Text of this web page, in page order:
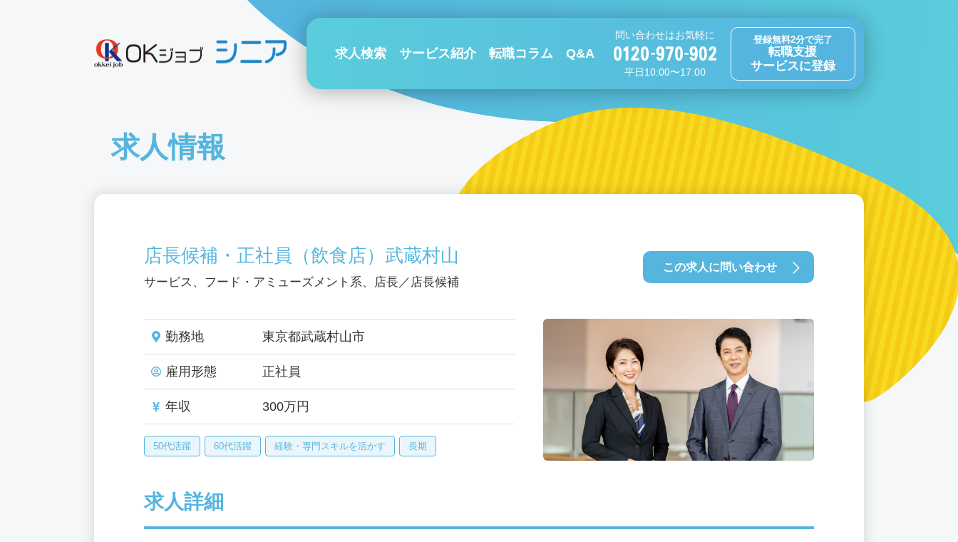
求人検索 サービス紹介 転職コラム Q&A
問い合わせはお気軽に
平日10:00〜17:00
登録無料2分で完了
転職支援
サービスに登録
求人情報
店長候補・正社員（飲食店）武蔵村山
サービス、フード・アミューズメント系、店長／店長候補
この求人に問い合わせ
勤務地 東京都武蔵村山市
雇用形態 正社員
年収 300万円
50代活躍 60代活躍 経験・専門スキルを活かす 長期
求人詳細